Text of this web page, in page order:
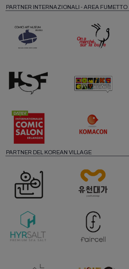
PARTNER INTERNAZIONALI - AREA FUMETTO
PARTNER DEL KOREAN VILLAGE